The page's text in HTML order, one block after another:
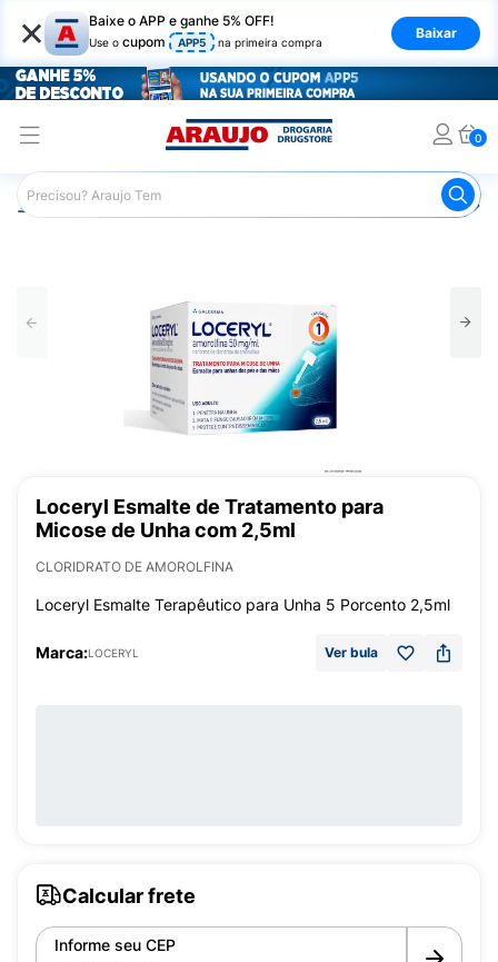
× Baixe o APP e ganhe 5% OFF!
Use o cupom APP5 na primeira compra
Baixar
0
Araujo Medicamentos Remédio para Pele e Mucosa
Loceryl Esmalte de Tratamento para
Micose de Unha com 2,5ml
CLORIDRATO DE AMOROLFINA
Loceryl Esmalte Terapêutico para Unha 5 Porcento 2,5ml
Marca:LOCERYL Ver bula
Calcular frete
Informe seu CEP